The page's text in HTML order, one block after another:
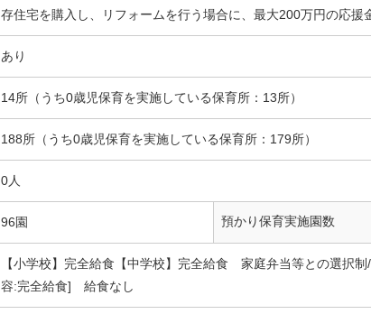
存住宅を購入し、リフォームを行う場合に、最大200万円の応援
あり
14所（うち0歳児保育を実施している保育所：13所）
188所（うち0歳児保育を実施している保育所：179所）
0人
96園 預かり保育実施園数
【小学校】完全給食【中学校】完全給食 家庭弁当等との選択
容:完全給食] 給食なし